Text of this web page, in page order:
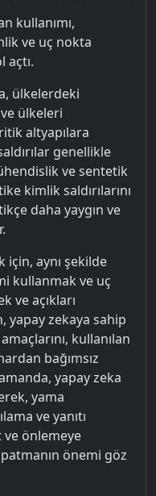
kullanımı,
ve uç nokta
açtı.
ülkelerdeki
ülkeleri
altyapılara
genellikle
ve sentetik
kimlik saldırılarını
daha yaygın ve
aynı şekilde
kullanmak ve uç
ve açıkları
yapay zekaya sahip
kullanılan
bağımsız
yapay zeka
yama
ve yanıtı
ve önlemeye
önemi göz